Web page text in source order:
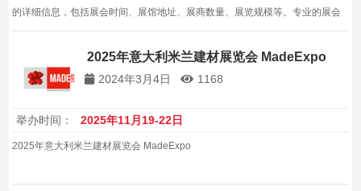
的详细信息，包括展会时间、展馆地址、展商数量、展览规模等。专业的展会
信息服务，帮助企业拓展意大利及全球包装机械市场。
2025年意大利米兰建材展览会 MadeExpo
2024年3月4日 1168
举办时间： 2025年11月19-22日
2025年意大利米兰建材展览会 MadeExpo